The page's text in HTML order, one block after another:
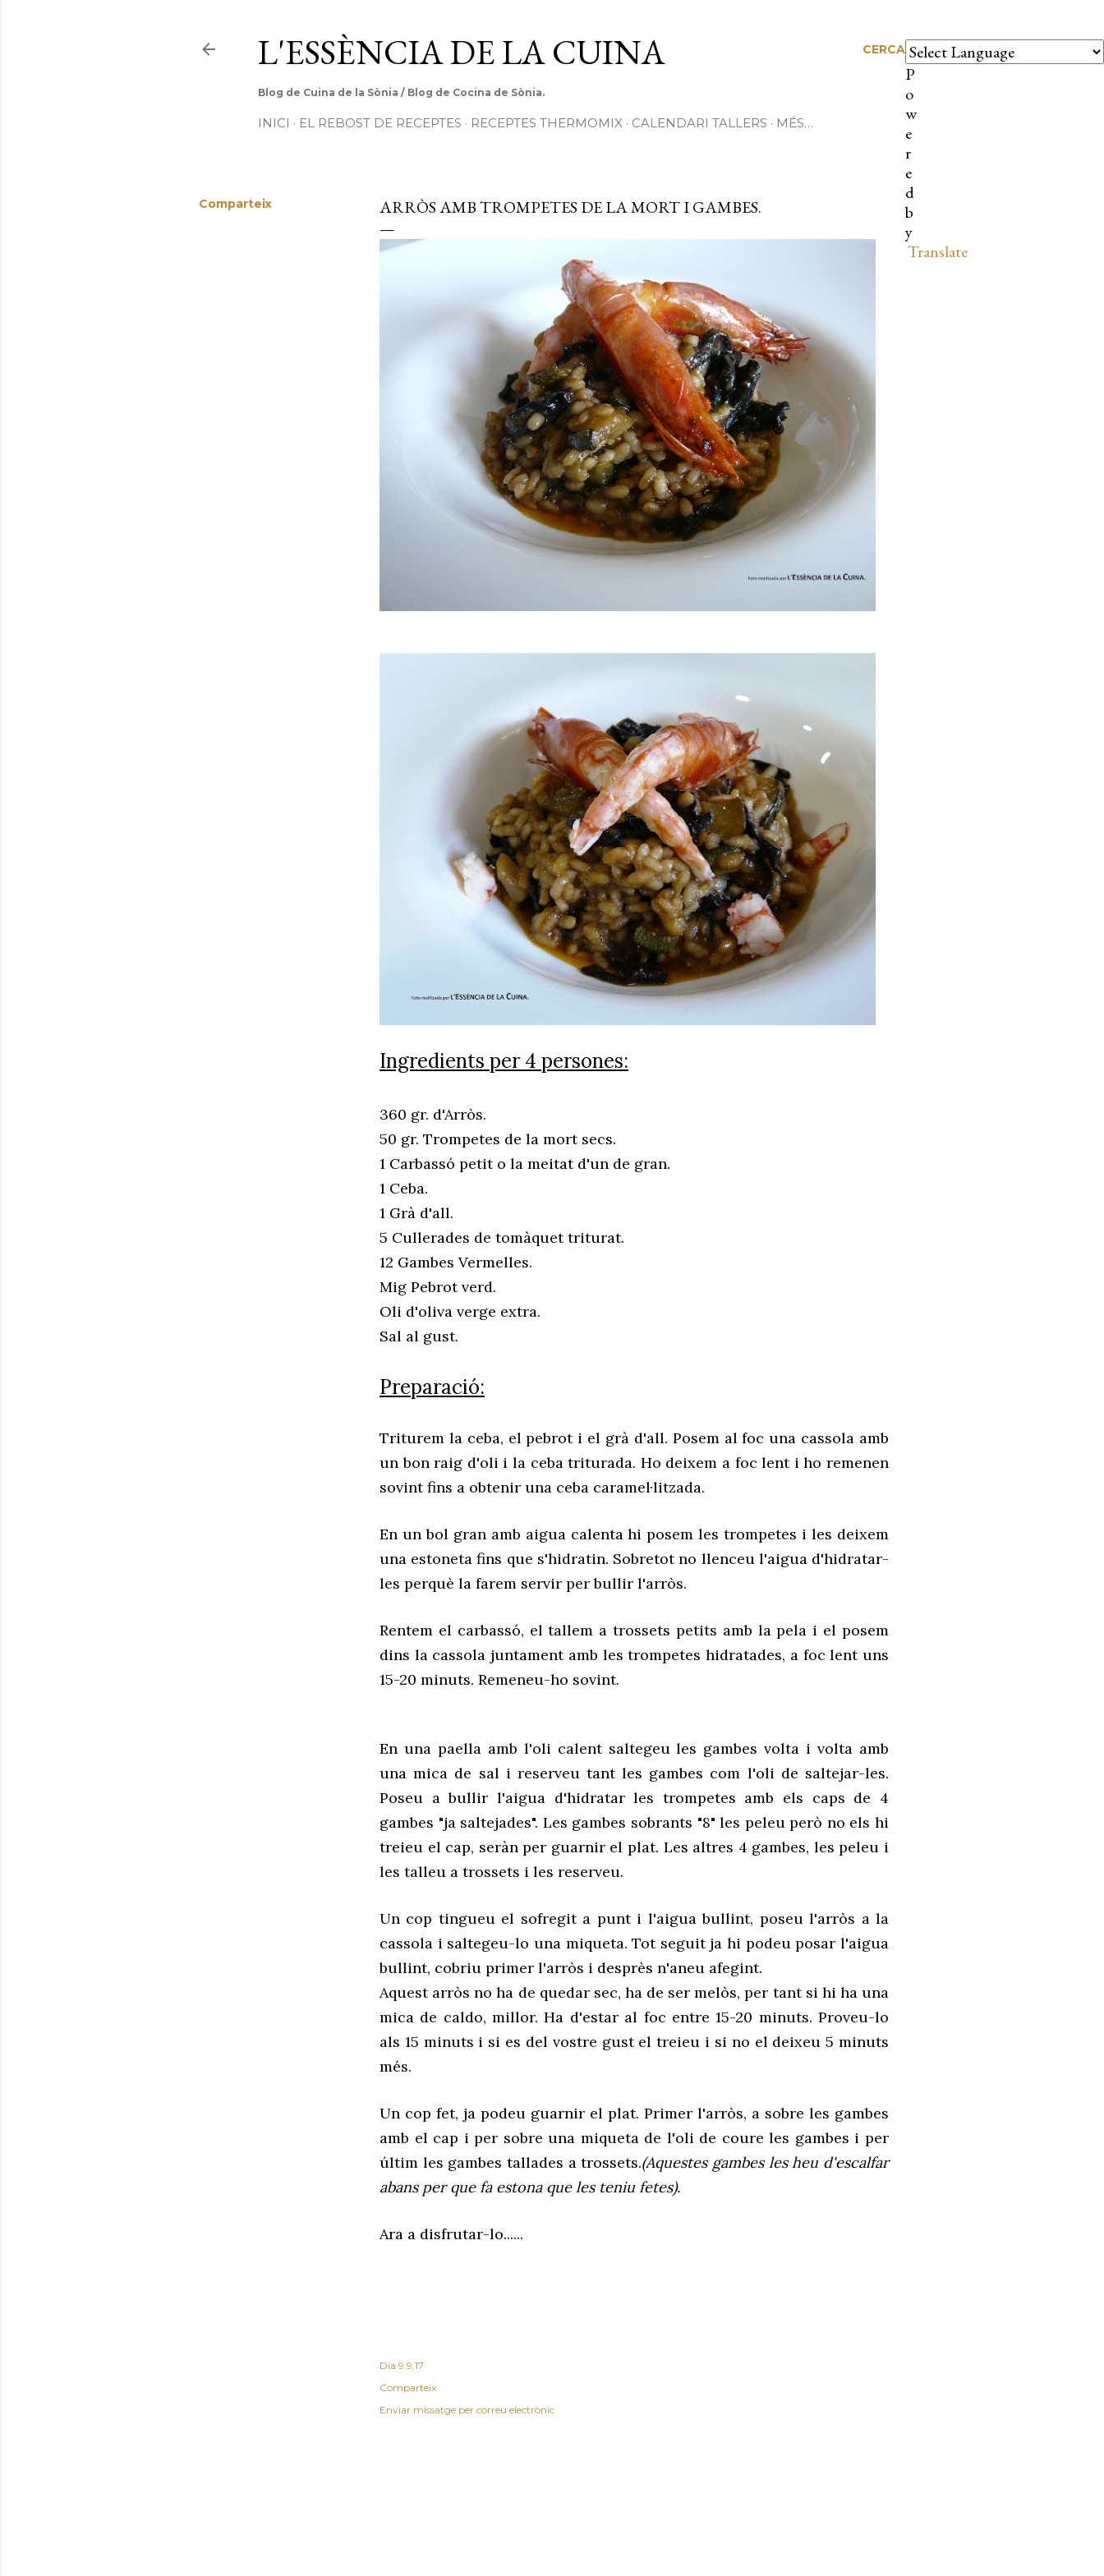
CERCA
P
o
w
e
r
e
d
b
y
Translate
L'ESSÈNCIA DE LA CUINA
Blog de Cuina de la Sònia / Blog de Cocina de Sònia.
INICI EL REBOST DE RECEPTES RECEPTES THERMOMIX CALENDARI TALLERS MÉS…
Comparteix ARRÒS AMB TROMPETES DE LA MORT I GAMBES.
Ingredients per 4 persones:
360 gr. d'Arròs.
50 gr. Trompetes de la mort secs.
1 Carbassó petit o la meitat d'un de gran.
1 Ceba.
1 Grà d'all.
5 Cullerades de tomàquet triturat.
12 Gambes Vermelles.
Mig Pebrot verd.
Oli d'oliva verge extra.
Sal al gust.
Preparació:
Triturem la ceba, el pebrot i el grà d'all. Posem al foc una cassola amb
un bon raig d'oli i la ceba triturada. Ho deixem a foc lent i ho remenen
sovint fins a obtenir una ceba caramel·litzada.
En un bol gran amb aigua calenta hi posem les trompetes i les deixem
una estoneta fins que s'hidratin. Sobretot no llenceu l'aigua d'hidratar-
les perquè la farem servir per bullir l'arròs.
Rentem el carbassó, el tallem a trossets petits amb la pela i el posem
dins la cassola juntament amb les trompetes hidratades, a foc lent uns
15-20 minuts. Remeneu-ho sovint.
En una paella amb l'oli calent saltegeu les gambes volta i volta amb
una mica de sal i reserveu tant les gambes com l'oli de saltejar-les.
Poseu a bullir l'aigua d'hidratar les trompetes amb els caps de 4
gambes "ja saltejades". Les gambes sobrants "8" les peleu però no els hi
treieu el cap, seràn per guarnir el plat. Les altres 4 gambes, les peleu i
les talleu a trossets i les reserveu.
Un cop tingueu el sofregit a punt i l'aigua bullint, poseu l'arròs a la
cassola i saltegeu-lo una miqueta. Tot seguit ja hi podeu posar l'aigua
bullint, cobriu primer l'arròs i desprès n'aneu afegint.
Aquest arròs no ha de quedar sec, ha de ser melòs, per tant si hi ha una
mica de caldo, millor. Ha d'estar al foc entre 15-20 minuts. Proveu-lo
als 15 minuts i si es del vostre gust el treieu i si no el deixeu 5 minuts
més.
Un cop fet, ja podeu guarnir el plat. Primer l'arròs, a sobre les gambes
amb el cap i per sobre una miqueta de l'oli de coure les gambes i per
últim les gambes tallades a trossets.(Aquestes gambes les heu d'escalfar
abans per que fa estona que les teniu fetes).
Ara a disfrutar-lo......
Dia 9.9.17
Comparteix
Enviar missatge per correu electrònic